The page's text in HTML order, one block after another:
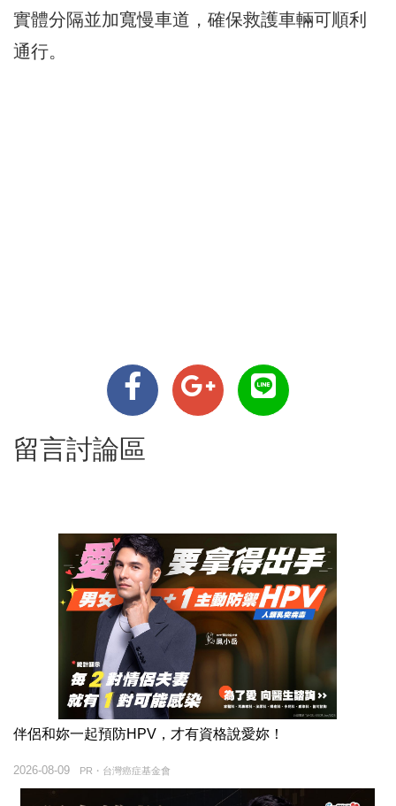
實體分隔並加寬慢車道，確保救護車輛可順利
通行。
留言討論區
伴侶和妳一起預防HPV，才有資格說愛妳！
PR・台灣癌症基金會
2026-08-09